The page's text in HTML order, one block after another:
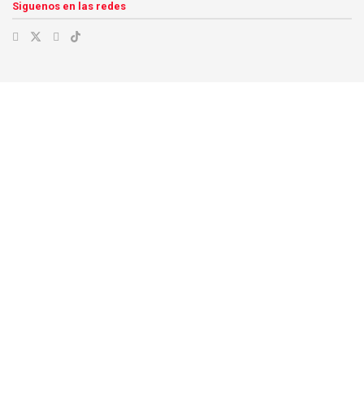
Siguenos en las redes